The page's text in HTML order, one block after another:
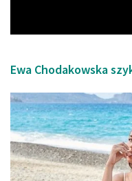
Ewa Chodakowska